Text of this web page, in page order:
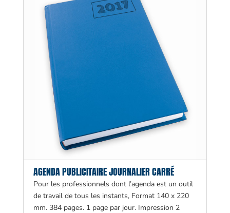
AGENDA PUBLICITAIRE JOURNALIER CARRÉ
Pour les professionnels dont l’agenda est un outil
de travail de tous les instants, Format 140 x 220
mm. 384 pages. 1 page par jour. Impression 2